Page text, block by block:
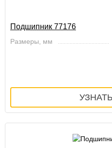
Подшипник 77176
Размеры, мм